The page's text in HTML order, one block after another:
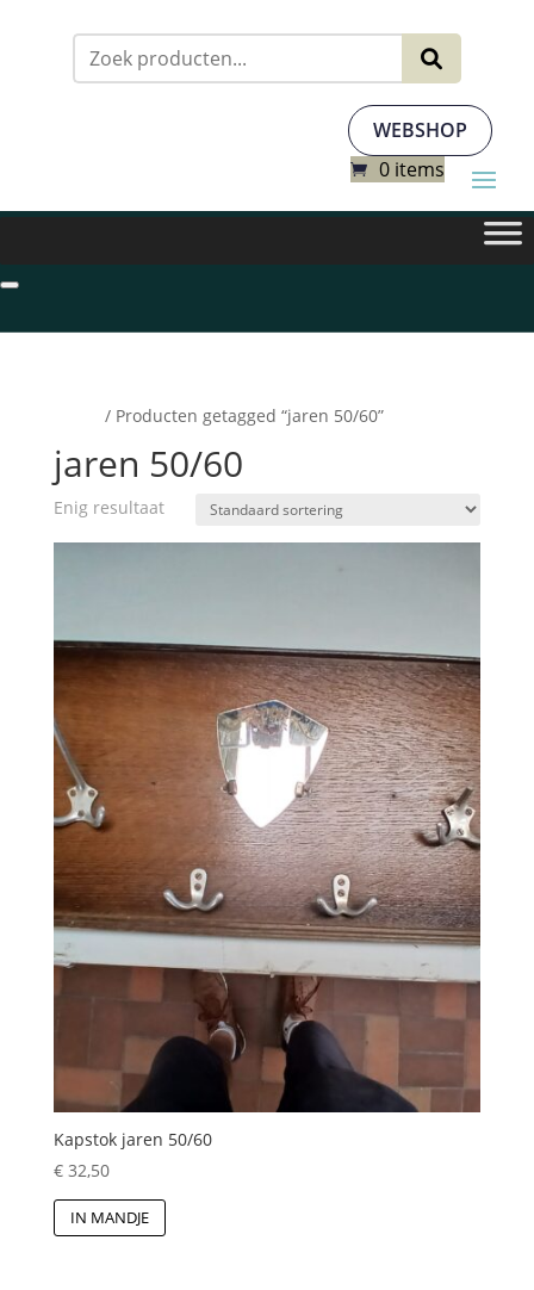
WEBSHOP
0 items
/ Producten getagged “jaren 50/60”
jaren 50/60
Enig resultaat
Kapstok jaren 50/60
€32,50
IN MANDJE